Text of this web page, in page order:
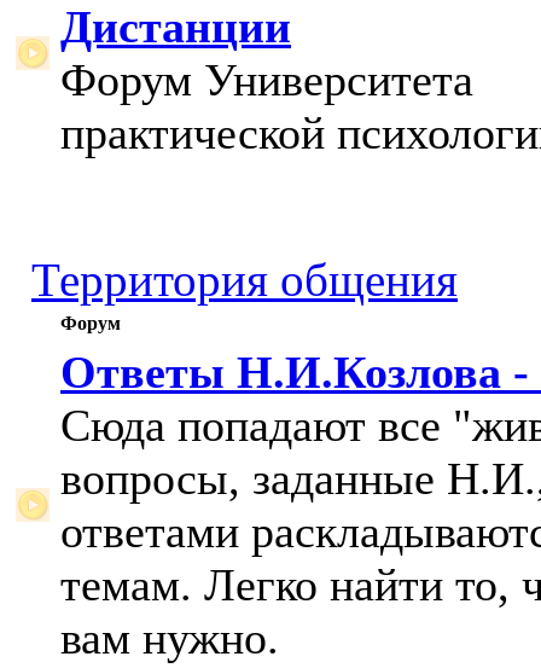
Дистанции
Форум Университета
практической
Территория общения
Форум
Ответы Н.И.Козлова -
Сюда попадают все
вопросы, заданные
ответами
темам. Легко найти то,
вам нужно.